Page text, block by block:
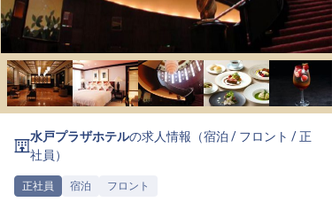
よくある質問
ホテル・宿泊業界情報コラム
無料 転職サポートに申し込む
水戸プラザホテルの求人情報（宿泊 / フロント /正
社員 ）
正社員 宿泊 フロント